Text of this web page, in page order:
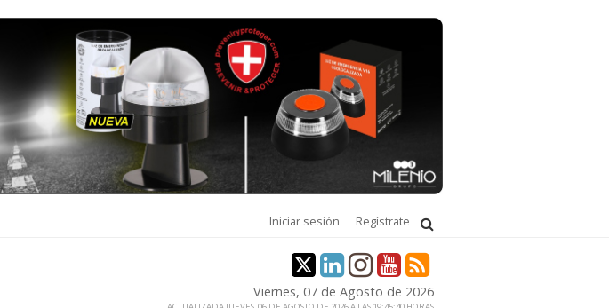
Iniciar sesión Regístrate
Viernes, 07 de Agosto de 2026